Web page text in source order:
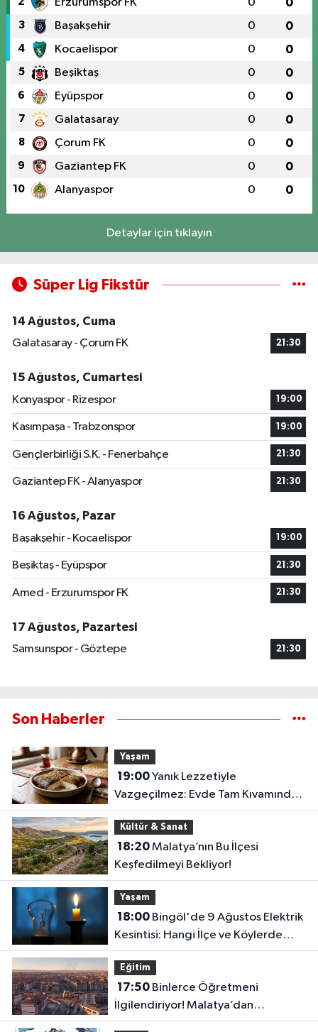
3 Başakşehir 0 0
4 Kocaelispor 0 0
5 Beşiktaş 0 0
6 Eyüpspor 0 0
7 Galatasaray 0 0
8 Çorum FK 0 0
9 Gaziantep FK 0 0
10 Alanyaspor 0 0
Detaylar için tıklayın
Süper Lig Fikstür
14 Ağustos, Cuma
Galatasaray - Çorum FK
21:30
15 Ağustos, Cumartesi
Konyaspor - Rizespor
19:00
Kasımpaşa - Trabzonspor 19:00
Gençlerbirliği S.K. - Fenerbahçe 21:30
Gaziantep FK - Alanyaspor 21:30
16 Ağustos, Pazar
Başakşehir - Kocaelispor
19:00
Beşiktaş - Eyüpspor 21:30
Amed - Erzurumspor FK 21:30
17 Ağustos, Pazartesi
Samsunspor - Göztepe
21:30
Son Haberler
Yaşam
19:00Yanık Lezzetiyle
Vazgeçilmez: Evde Tam Kıvamında
Kazandibi Tarifi
Kültür & Sanat
18:20Malatya’nın Bu İlçesi
Keşfedilmeyi Bekliyor!
Yaşam
18:00Bingöl'de 9 Ağustos Elektrik
Kesintisi: Hangi İlçe ve Köylerde
Elektrikler Kesilecek?
Eğitim
17:50Binlerce Öğretmeni
İlgilendiriyor! Malatya’dan
Bakanlığa “İl Emri” Çağrısı